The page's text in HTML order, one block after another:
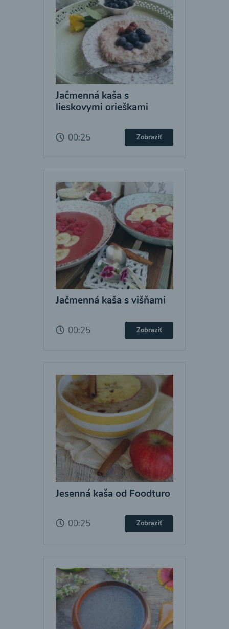
Jačmenná kaša s
lieskovymi orieškami
00:25 Zobraziť
Jačmenná kaša s višňami
00:25 Zobraziť
Jesenná kaša od Foodturo
00:25 Zobraziť